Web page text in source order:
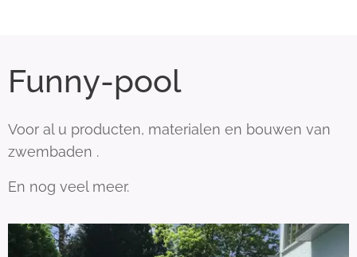
Funny-pool
Voor al u producten, materialen en bouwen van
zwembaden .
En nog veel meer.